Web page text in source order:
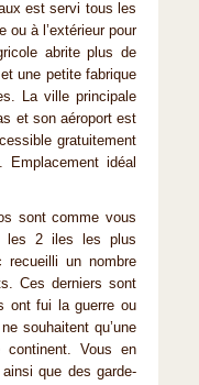
est servi tous les
ou à l’extérieur pour
abrite plus de
une petite fabrique
La ville principale
et son aéroport est
gratuitement
Emplacement idéal
sont comme vous
les 2 iles les plus
recueilli un nombre
Ces derniers sont
ont fui la guerre ou
souhaitent qu’une
Vous en
que des garde-